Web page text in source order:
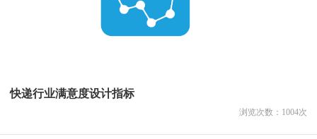
快递行业满意度设计指标
浏览次数： 1004次